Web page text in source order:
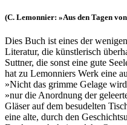
(C. Lemonnier: »Aus den Tagen
Dies Buch ist eines der
Literatur, die künstlerisch
Suttner, die sonst eine gute
hat zu Lemonniers Werk eine
»Nicht das grimme Gelage
»nur die Anordnung der
Gläser auf dem besudelten
eine alte, durch den